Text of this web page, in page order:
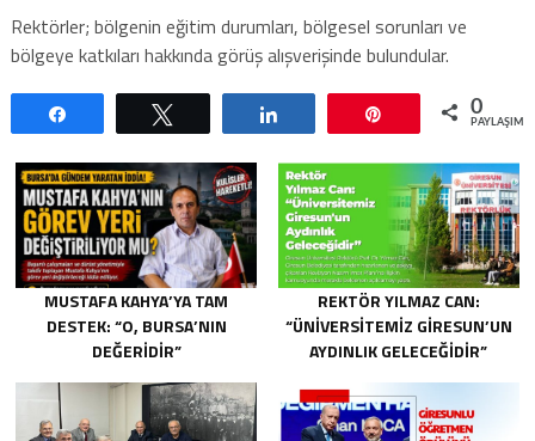
Rektörler; bölgenin eğitim durumları, bölgesel sorunları ve
bölgeye katkıları hakkında görüş alışverişinde bulundular.
0
MUSTAFA KAHYA’YA TAM
DESTEK: “O, BURSA’NIN
DEĞERIDIR”
REKTÖR YILMAZ CAN:
“ÜNIVERSITEMIZ GIRESUN’UN
AYDINLIK GELECEĞIDIR”